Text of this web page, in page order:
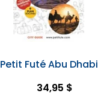
Petit Futé Abu Dhabi
34,95 $